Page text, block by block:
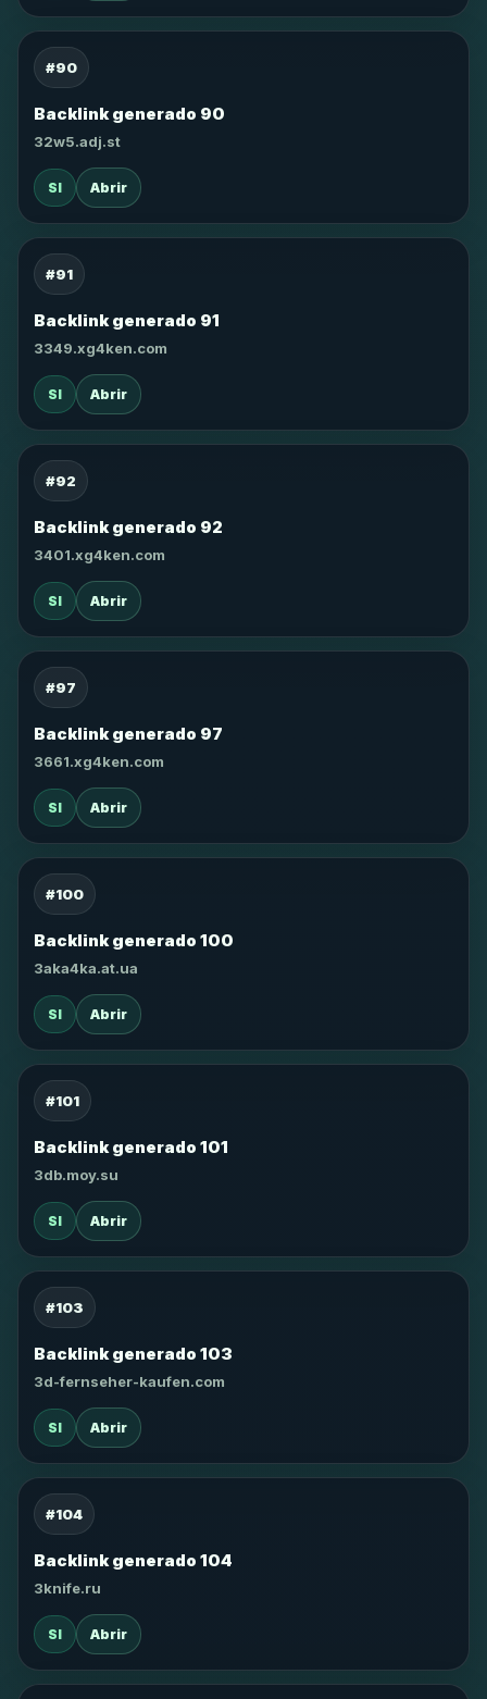
#90
Backlink generado 90
32w5.adj.st
SI Abrir
#91
Backlink generado 91
3349.xg4ken.com
SI Abrir
#92
Backlink generado 92
3401.xg4ken.com
SI Abrir
#97
Backlink generado 97
3661.xg4ken.com
SI Abrir
#100
Backlink generado 100
3aka4ka.at.ua
SI Abrir
#101
Backlink generado 101
3db.moy.su
SI Abrir
#103
Backlink generado 103
3d-fernseher-kaufen.com
SI Abrir
#104
Backlink generado 104
3knife.ru
SI Abrir